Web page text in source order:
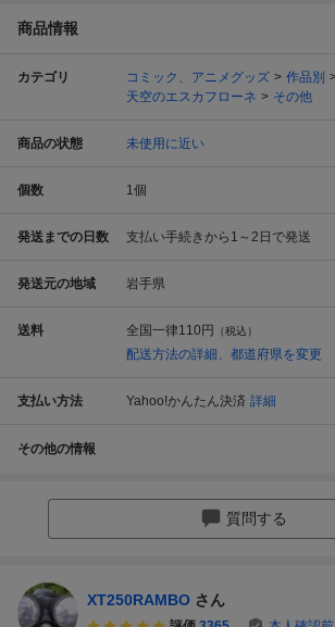
商品情報
カテゴリ コミック、アニメグッズ 作品別
天空のエスカフローネ
その他
商品の状態 未使用に近い
個数 1個
発送までの日数 支払い手続きから1～2日で発送
発送元の地域 岩手県
送料 全国一律110円 （税込）
配送方法の詳細、都道府県を変更
支払い方法 Yahoo!かんたん決済 詳細
その他の情報
質問する
XT250RAMBO さん